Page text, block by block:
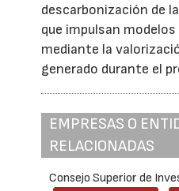
descarbonización de
que impulsan
mediante la
generado durante el
EMPRESAS O
RELACIONADAS
Consejo Superior de